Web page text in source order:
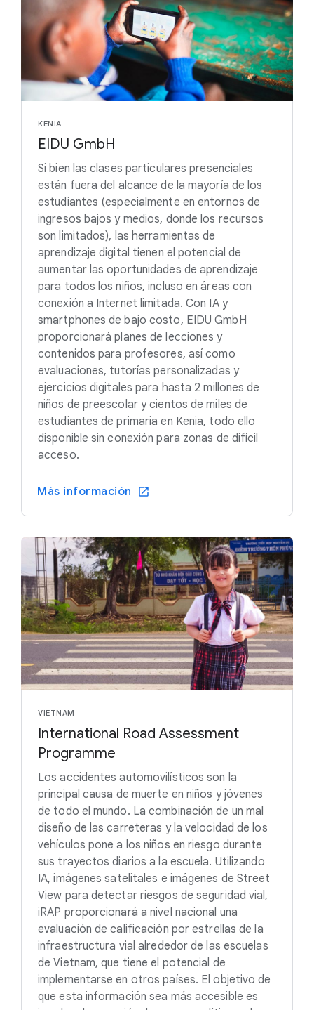
KENIA
EIDU GmbH
Si bien las clases particulares presenciales
están fuera del alcance de la mayoría de los
estudiantes (especialmente en entornos de
ingresos bajos y medios, donde los recursos
son limitados), las herramientas de
aprendizaje digital tienen el potencial de
aumentar las oportunidades de aprendizaje
para todos los niños, incluso en áreas con
conexión a Internet limitada. Con IA y
smartphones de bajo costo, EIDU GmbH
proporcionará planes de lecciones y
contenidos para profesores, así como
evaluaciones, tutorías personalizadas y
ejercicios digitales para hasta 2 millones de
niños de preescolar y cientos de miles de
estudiantes de primaria en Kenia, todo ello
disponible sin conexión para zonas de difícil
acceso.
Más información
VIETNAM
International Road Assessment
Programme
Los accidentes automovilísticos son la
principal causa de muerte en niños y jóvenes
de todo el mundo. La combinación de un mal
diseño de las carreteras y la velocidad de los
vehículos pone a los niños en riesgo durante
sus trayectos diarios a la escuela. Utilizando
IA, imágenes satelitales e imágenes de Street
View para detectar riesgos de seguridad vial,
iRAP proporcionará a nivel nacional una
evaluación de calificación por estrellas de la
infraestructura vial alrededor de las escuelas
de Vietnam, que tiene el potencial de
implementarse en otros países. El objetivo de
que esta información sea más accesible es